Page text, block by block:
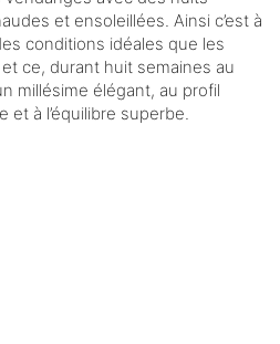
et ensoleillées. Ainsi c’est à
conditions idéales que les
ce, durant huit semaines au
millésime élégant, au profil
et à l’équilibre superbe.